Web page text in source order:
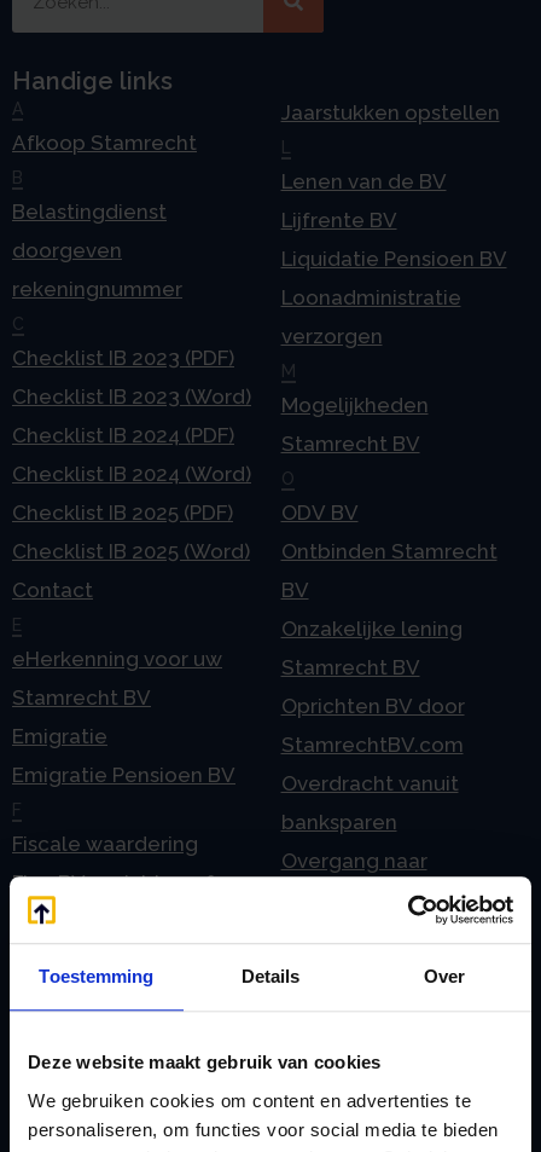
Toestemming Details Over
Deze website maakt gebruik van cookies
We gebruiken cookies om content en advertenties te
personaliseren, om functies voor social media te bieden
Handige links
A
Afkoop Stamrecht
B
Belastingdienst
doorgeven
rekeningnummer
C
Checklist IB 2023 (PDF)
Checklist IB 2023 (Word)
Checklist IB 2024 (PDF)
Checklist IB 2024 (Word)
Checklist IB 2025 (PDF)
Checklist IB 2025 (Word)
Contact
E
eHerkenning voor uw
Stamrecht BV
Emigratie
Emigratie Pensioen BV
F
Fiscale waardering
Flex BV oprichten of
omzetten
Geleidebiljet jaarstukken
Geleidebiljet jaarstukken
2024
Geleidebiljet jaarstukken
Jaarstukken opstellen
Lenen van de BV
Lijfrente BV
Liquidatie Pensioen BV
Loonadministratie
verzorgen
M
Mogelijkheden
Stamrecht BV
O
ODV BV
Ontbinden Stamrecht
BV
Onzakelijke lening
Stamrecht BV
Oprichten BV door
StamrechtBV.com
Overdracht vanuit
banksparen
Overgang naar
Stamrecht BV
Pensioen BV
echtscheiding